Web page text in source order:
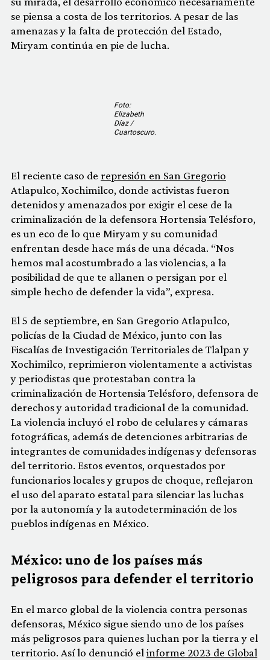
se piensa a costa de los territorios. A pesar de las
amenazas y la falta de protección del Estado,
Miryam continúa en pie de lucha.
Foto:
Elizabeth
Díaz /
Cuartoscuro.
El reciente caso de represión en San Gregorio
Atlapulco, Xochimilco, donde activistas fueron
detenidos y amenazados por exigir el cese de la
criminalización de la defensora Hortensia Telésforo,
es un eco de lo que Miryam y su comunidad
enfrentan desde hace más de una década. “Nos
hemos mal acostumbrado a las violencias, a la
posibilidad de que te allanen o persigan por el
simple hecho de defender la vida”, expresa.
El 5 de septiembre, en San Gregorio Atlapulco,
policías de la Ciudad de México, junto con las
Fiscalías de Investigación Territoriales de Tlalpan y
Xochimilco, reprimieron violentamente a activistas
y periodistas que protestaban contra la
criminalización de Hortensia Telésforo, defensora de
derechos y autoridad tradicional de la comunidad.
La violencia incluyó el robo de celulares y cámaras
fotográficas, además de detenciones arbitrarias de
integrantes de comunidades indígenas y defensoras
del territorio. Estos eventos, orquestados por
funcionarios locales y grupos de choque, reflejaron
el uso del aparato estatal para silenciar las luchas
por la autonomía y la autodeterminación de los
pueblos indígenas en México.
México: uno de los países más
peligrosos para defender el territorio
En el marco global de la violencia contra personas
defensoras, México sigue siendo uno de los países
más peligrosos para quienes luchan por la tierra y el
territorio. Así lo denunció el informe 2023 de Global